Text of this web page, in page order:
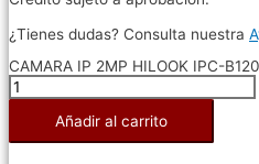
¿Tienes dudas? Consulta nuestra
CAMARA IP 2MP HILOOK IPC-
Añadir al carrito